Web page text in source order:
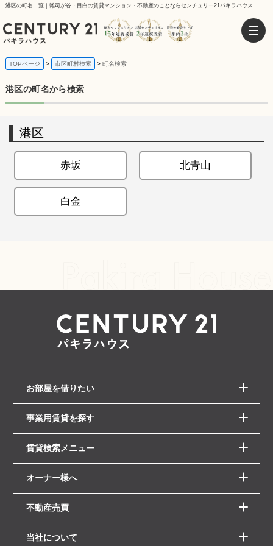
港区の町名一覧｜雑司が谷・目白の賃貸マンション・不動産のことならセンチュリー21パキラハウス
TOPページ 市区町村検索 町名検索
港区の町名から検索
港区
赤坂 北青山
白金
お部屋を借りたい
事業用賃貸を探す
賃貸検索メニュー
オーナー様へ
不動産売買
当社について